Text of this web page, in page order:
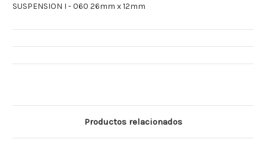
SUSPENSION I - 060 26mm x 12mm
Productos relacionados